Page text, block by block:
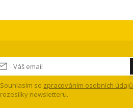
Souhlasím se zpracováním osobních údajů
rozesílky newsletteru.